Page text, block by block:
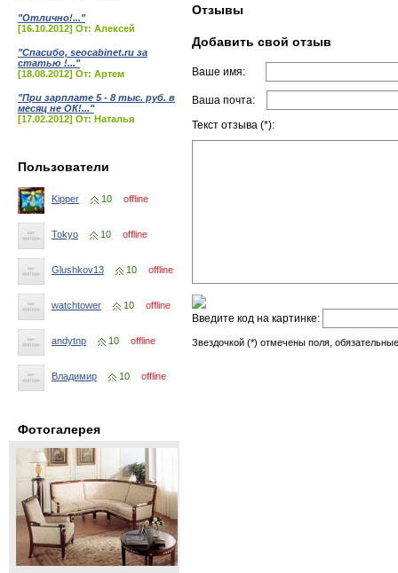
"Отлично!..."
[16.10.2012] От: Алексей
"Спасибо, seocabinet.ru за
статью !..."
[18.08.2012] От: Артем
"При зарплате 5 - 8 тыс. руб. в
месяц не ОК!..."
[17.02.2012] От: Наталья
Пользователи
Kipper 10 offline
Tokyo 10 offline
Glushkov13 10 offline
watchtower 10 offline
andytnp 10 offline
Владимир 10 offline
Фотогалерея
Отзывы
Добавить свой отзыв
Ваше имя:
Ваша почта:
Текст отзыва (*):
Введите код на картинке:
Звездочкой (*) отмечены поля,